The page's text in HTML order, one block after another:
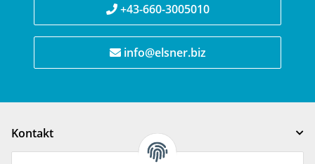
+43-660-3005010
info@elsner.biz
Kontakt